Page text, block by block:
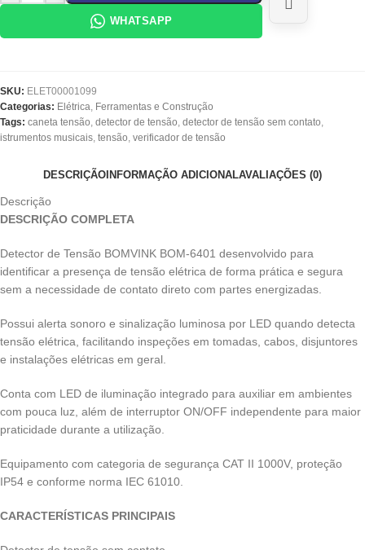
WHATSAPP
SKU: ELET00001099
Categorias: Elétrica, Ferramentas e Construção
Tags: caneta tensão, detector de tensão, detector de tensão sem contato,
istrumentos musicais, tensão, verificador de tensão
DESCRIÇÃO INFORMAÇÃO ADICIONALAVALIAÇÕES (0)
Descrição
DESCRIÇÃO COMPLETA
Detector de Tensão BOMVINK BOM-6401 desenvolvido para
identificar a presença de tensão elétrica de forma prática e segura
sem a necessidade de contato direto com partes energizadas.
Possui alerta sonoro e sinalização luminosa por LED quando detecta
tensão elétrica, facilitando inspeções em tomadas, cabos, disjuntores
e instalações elétricas em geral.
Conta com LED de iluminação integrado para auxiliar em ambientes
com pouca luz, além de interruptor ON/OFF independente para maior
praticidade durante a utilização.
Equipamento com categoria de segurança CAT II 1000V, proteção
IP54 e conforme norma IEC 61010.
CARACTERÍSTICAS PRINCIPAIS